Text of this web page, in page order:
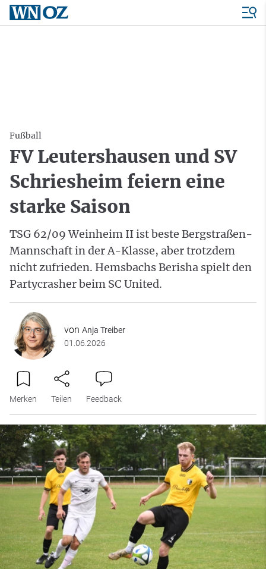
Fußball
FV Leutershausen und SV
Schriesheim feiern eine
starke Saison
TSG 62/09 Weinheim II ist beste Bergstraßen-
Mannschaft in der A-Klasse, aber trotzdem
nicht zufrieden. Hemsbachs Berisha spielt den
Partycrasher beim SC United.
von Anja Treiber
01.06.2026
Merken Teilen Feedback